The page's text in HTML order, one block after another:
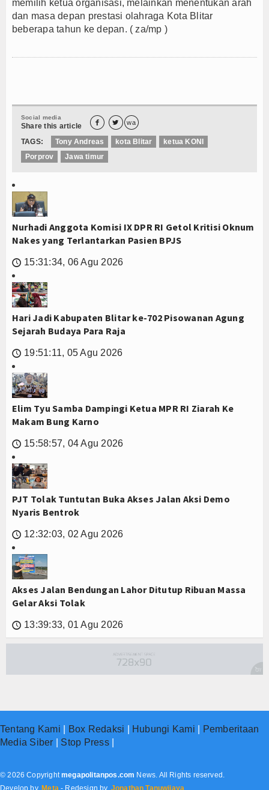
memilih ketua organisasi, melainkan menentukan arah
dan masa depan prestasi olahraga Kota Blitar
beberapa tahun ke depan. ( za/mp )
Social media
Share this article   wa
TAGS: Tony Andreas kota Blitar
ketua KONI
Porprov
Jawa timur
Nurhadi Anggota Komisi IX DPR RI Getol Kritisi Oknum
Nakes yang Terlantarkan Pasien BPJS
🕔 15:31:34, 06 Agu 2026
Hari Jadi Kabupaten Blitar ke-702 Pisowanan Agung
Sejarah Budaya Para Raja
🕔 19:51:11, 05 Agu 2026
Elim Tyu Samba Dampingi Ketua MPR RI Ziarah Ke
Makam Bung Karno
🕔 15:58:57, 04 Agu 2026
PJT Tolak Tuntutan Buka Akses Jalan Aksi Demo
Nyaris Bentrok
🕔 12:32:03, 02 Agu 2026
Akses Jalan Bendungan Lahor Ditutup Ribuan Massa
Gelar Aksi Tolak
🕔 13:39:33, 01 Agu 2026
Tentang Kami Box Redaksi Hubungi Kami
Pemberitaan
Media Siber
Stop Press|
© 2026 Copyrightmegapolitanpos.com News. All Rights reserved.